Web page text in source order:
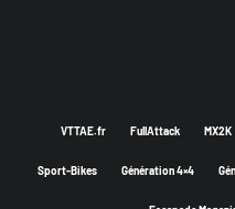
VTTAE.fr FullAttack MX2K
Sport-Bikes Génération 4×4